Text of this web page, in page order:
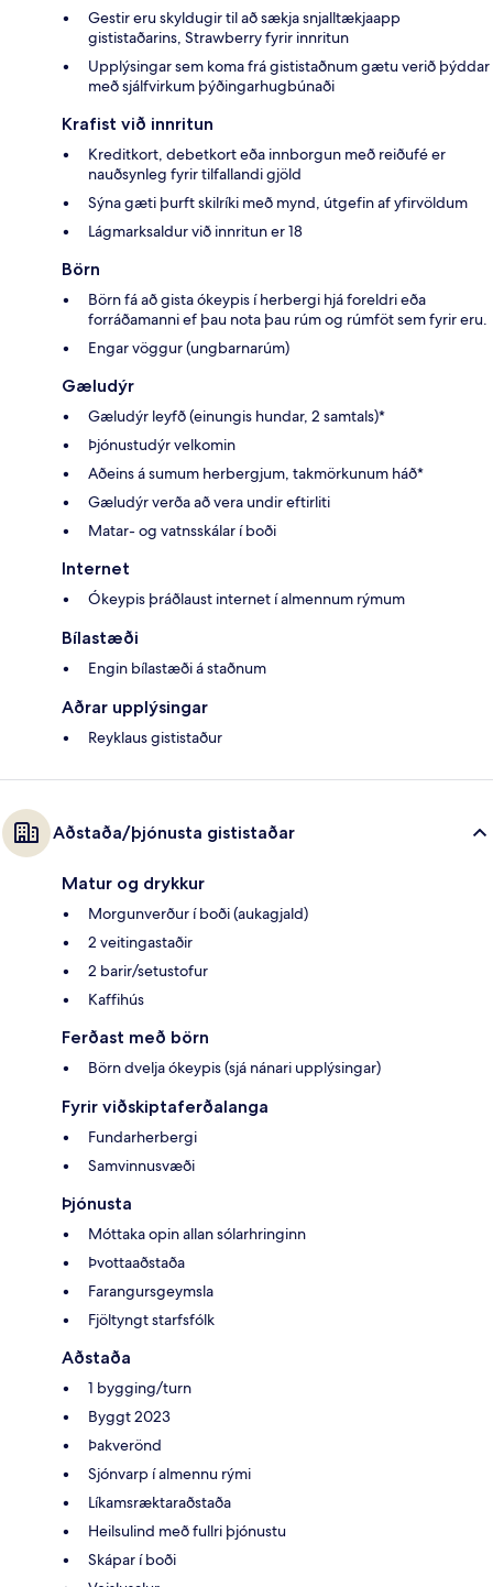
Gestir eru skyldugir til að sækja snjalltækjaapp
gististaðarins, Strawberry fyrir innritun
Upplýsingar sem koma frá gististaðnum gætu verið þýddar
með sjálfvirkum þýðingarhugbúnaði
Krafist við innritun
Kreditkort, debetkort eða innborgun með reiðufé er
nauðsynleg fyrir tilfallandi gjöld
Sýna gæti þurft skilríki með mynd, útgefin af yfirvöldum
Lágmarksaldur við innritun er 18
Börn
Börn fá að gista ókeypis í herbergi hjá foreldri eða
forráðamanni ef þau nota þau rúm og rúmföt sem fyrir eru.
Engar vöggur (ungbarnarúm)
Gæludýr
Gæludýr leyfð (einungis hundar, 2 samtals)*
Þjónustudýr velkomin
Aðeins á sumum herbergjum, takmörkunum háð*
Gæludýr verða að vera undir eftirliti
Matar- og vatnsskálar í boði
Internet
Ókeypis þráðlaust internet í almennum rýmum
Bílastæði
Engin bílastæði á staðnum
Aðrar upplýsingar
Reyklaus gististaður
Aðstaða/þjónusta gististaðar
Matur og drykkur
Morgunverður í boði (aukagjald)
2 veitingastaðir
2 barir/setustofur
Kaffihús
Ferðast með börn
Börn dvelja ókeypis (sjá nánari upplýsingar)
Fyrir viðskiptaferðalanga
Fundarherbergi
Samvinnusvæði
Þjónusta
Móttaka opin allan sólarhringinn
Þvottaaðstaða
Farangursgeymsla
Fjöltyngt starfsfólk
Aðstaða
1 bygging/turn
Byggt 2023
Þakverönd
Sjónvarp í almennu rými
Líkamsræktaraðstaða
Heilsulind með fullri þjónustu
Skápar í boði